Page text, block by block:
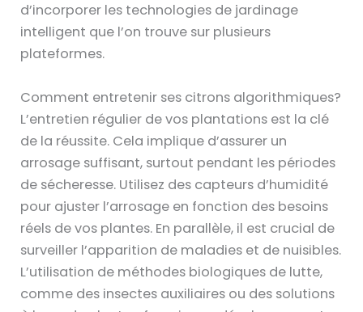
d’incorporer les technologies de jardinage
intelligent que l’on trouve sur plusieurs
plateformes.
Comment entretenir ses citrons algorithmiques?
L’entretien régulier de vos plantations est la clé
de la réussite. Cela implique d’assurer un
arrosage suffisant, surtout pendant les périodes
de sécheresse. Utilisez des capteurs d’humidité
pour ajuster l’arrosage en fonction des besoins
réels de vos plantes. En parallèle, il est crucial de
surveiller l’apparition de maladies et de nuisibles.
L’utilisation de méthodes biologiques de lutte,
comme des insectes auxiliaires ou des solutions